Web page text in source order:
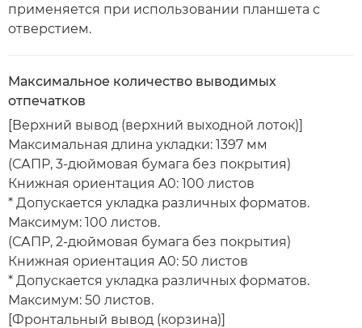
применяется при использовании планшета с
отверстием.
Максимальное количество выводимых
отпечатков
[Верхний вывод (верхний выходной лоток)]
Максимальная длина укладки: 1397 мм
(САПР, 3-дюймовая бумага без покрытия)
Книжная ориентация A0: 100 листов
* Допускается укладка различных форматов.
Максимум: 100 листов.
(САПР, 2-дюймовая бумага без покрытия)
Книжная ориентация A0: 50 листов
* Допускается укладка различных форматов.
Максимум: 50 листов.
[Фронтальный вывод (корзина)]